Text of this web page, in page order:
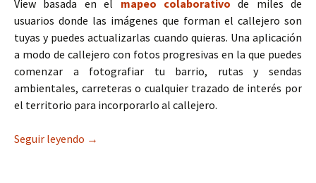
View basada en el mapeo colaborativo de miles de
usuarios donde las imágenes que forman el callejero son
tuyas y puedes actualizarlas cuando quieras. Una aplicación
a modo de callejero con fotos progresivas en la que puedes
comenzar a fotografiar tu barrio, rutas y sendas
ambientales, carreteras o cualquier trazado de interés por
el territorio para incorporarlo al callejero.
Seguir leyendo Mapillary, el callejero colaborativo de imágenes
→